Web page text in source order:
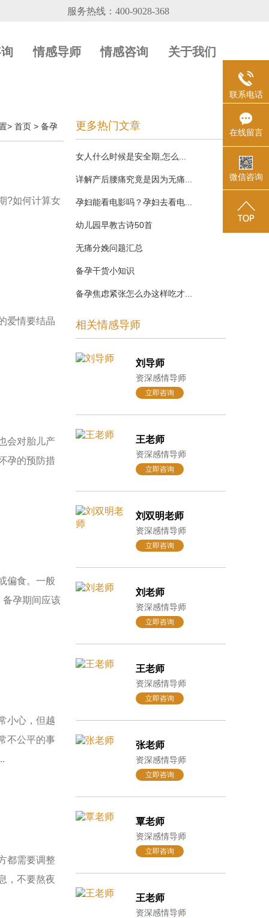
情感导师 情感咨询 关于我们
> 首页 > 备孕
?如何计算女
爱情要结晶
会对胎儿产
孕的预防措
偏食。一般
备孕期间应该
小心，但越
不公平的事
都需要调整
，不要熬夜
更多热门文章
女人什么时候是安全期,怎么...
详解产后腰痛究竟是因为无痛...
孕妇能看电影吗？孕妇去看电...
幼儿园早教古诗50首
无痛分娩问题汇总
备孕干货小知识
备孕焦虑紧张怎么办这样吃才...
相关情感导师
刘导师
资深感情导师
立即咨询
王老师
资深感情导师
立即咨询
刘双明老师
资深感情导师
立即咨询
刘老师
资深感情导师
立即咨询
王老师
资深感情导师
立即咨询
张老师
资深感情导师
立即咨询
覃老师
资深感情导师
立即咨询
王老师
资深感情导师
联系电话
在线留言
微信咨询